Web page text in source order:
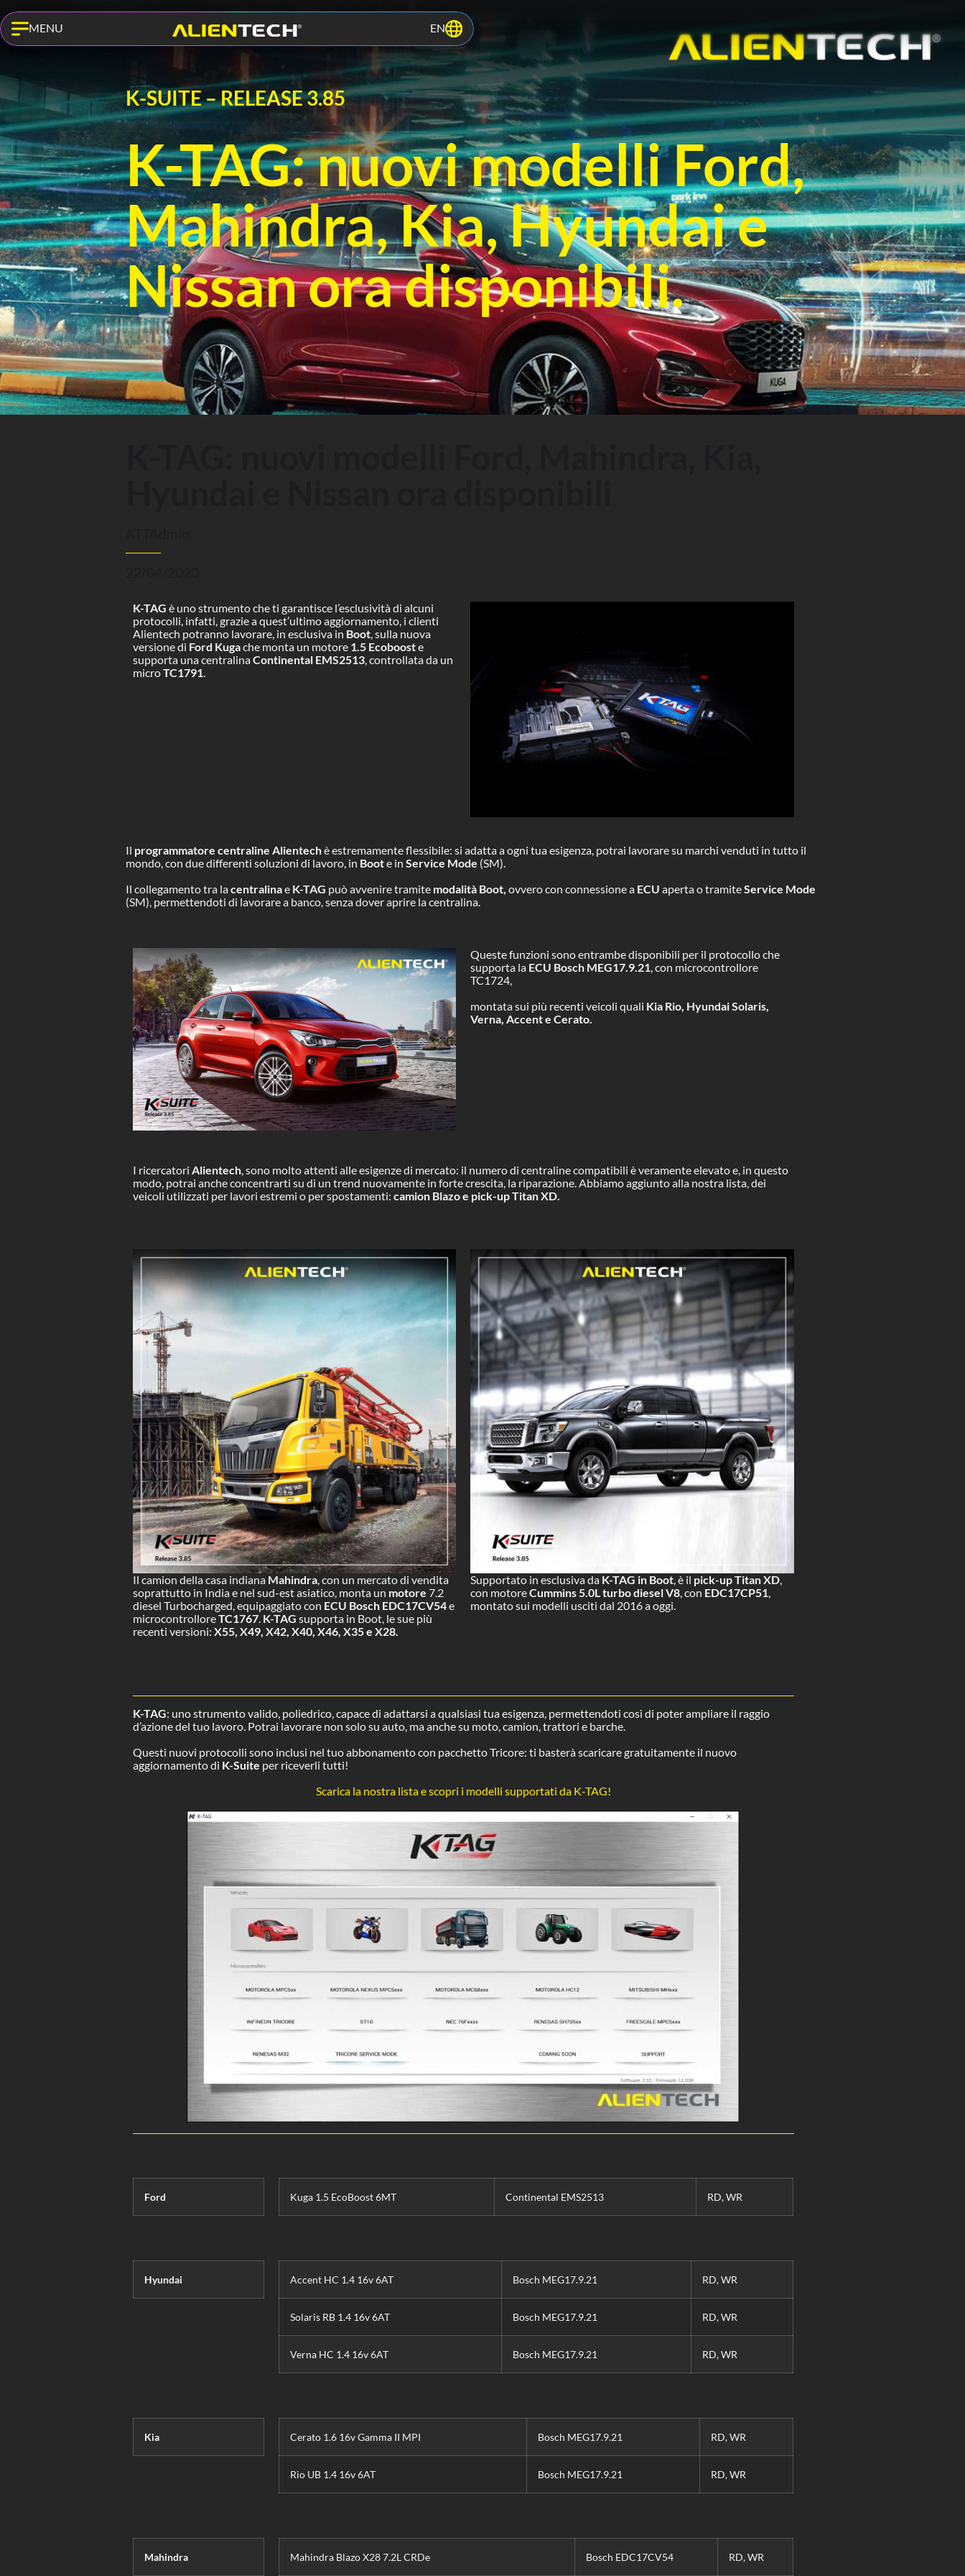
MENU EN
K-SUITE – RELEASE 3.85
K-TAG: nuovi modelli Ford,
Mahindra, Kia, Hyundai e
Nissan ora disponibili.
K-TAG è uno strumento che ti garantisce l’esclusività di alcuni
protocolli, infatti, grazie a quest’ultimo aggiornamento, i clienti
Alientech potranno lavorare, in esclusiva in Boot, sulla nuova
versione di Ford Kugache monta un motore 1.5 Ecobooste
supporta una centralinaContinental EMS2513, controllata da un
microTC1791.
Il programmatore centraline Alientechè estremamente flessibile: si adatta a ogni tua esigenza, potrai lavorare su marchi venduti in tutto il
mondo, con due differenti soluzioni di lavoro, in Boote in Service Mode (SM).
Il collegamento tra lacentralinae K-TAG può avvenire tramite modalità Boot, ovvero con connessione a ECU aperta o tramiteService Mode
(SM), permettendoti di lavorare a banco, senza dover aprire la centralina.
Queste funzioni sono entrambe disponibili per il protocollo che
supporta la ECU Bosch MEG17.9.21, con microcontrollore
TC1724,
montata sui più recenti veicoli quali Kia Rio, Hyundai Solaris,
Verna, Accent e Cerato.
I ricercatori Alientech, sono molto attenti alle esigenze di mercato: il numero di centraline compatibili è veramente elevato e, in questo
modo, potrai anche concentrarti su di un trend nuovamente in forte crescita, la riparazione. Abbiamo aggiunto alla nostra lista, dei
veicoli utilizzati per lavori estremi o per spostamenti: camion Blazo e pick-up Titan XD.
Il camion della casa indiana Mahindra, con un mercato di vendita
soprattutto in India e nel sud-est asiatico, monta un motore 7.2
diesel Turbocharged, equipaggiato con ECU Bosch EDC17CV54e
microcontrolloreTC1767. K-TAG supporta in Boot, le sue più
recenti versioni: X55, X49, X42, X40, X46, X35 e X28.
Supportato in esclusiva da K-TAG in Boot , è il pick-up Titan XD
con motoreCummins 5.0L turbo diesel V8 , con EDC17CP51
montato sui modelli usciti dal 2016 a oggi.
K-TAG: uno strumento valido, poliedrico, capace di adattarsi a qualsiasi tua esigenza, permettendoti così di poter ampliare il raggio
d’azione del tuo lavoro. Potrai lavorare non solo su auto, ma anche su moto, camion, trattori e barche.
Questi nuovi protocolli sono inclusi nel tuo abbonamento con pacchetto Tricore: ti basterà scaricare gratuitamente il nuovo
aggiornamento di K-Suite per riceverli tutti!
Scarica la nostra lista e scopri i modelli supportati da K-TAG!
Ford Kuga 1.5 EcoBoost 6MT Continental EMS2513 RD, WR
Hyundai Accent HC 1.4 16v 6AT Bosch MEG17.9.21 RD, WR
Solaris RB 1.4 16v 6AT Bosch MEG17.9.21 RD, WR
Verna HC 1.4 16v 6AT Bosch MEG17.9.21 RD, WR
Kia Cerato 1.6 16v Gamma II MPI Bosch MEG17.9.21 RD, WR
Rio UB 1.4 16v 6AT Bosch MEG17.9.21 RD, WR
Mahindra Mahindra Blazo X28 7.2L CRDe Bosch EDC17CV54 RD, WR